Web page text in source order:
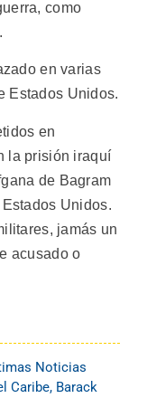
como
en varias
Estados Unidos.
en
la prisión iraquí
de Bagram
Unidos.
jamás un
acusado o
Noticias
Caribe, Barack